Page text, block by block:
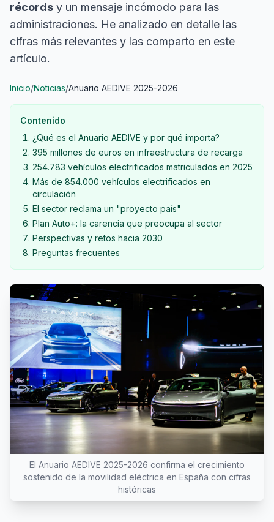
récords y un mensaje incómodo para las
administraciones. He analizado en detalle las
cifras más relevantes y las comparto en este
artículo.
Inicio/Noticias/Anuario AEDIVE 2025-2026
Contenido
¿Qué es el Anuario AEDIVE y por qué importa?
395 millones de euros en infraestructura de recarga
254.783 vehículos electrificados matriculados en 2025
Más de 854.000 vehículos electrificados en
circulación
El sector reclama un "proyecto país"
Plan Auto+: la carencia que preocupa al sector
Perspectivas y retos hacia 2030
Preguntas frecuentes
El Anuario AEDIVE 2025-2026 confirma el crecimiento
sostenido de la movilidad eléctrica en España con cifras
históricas